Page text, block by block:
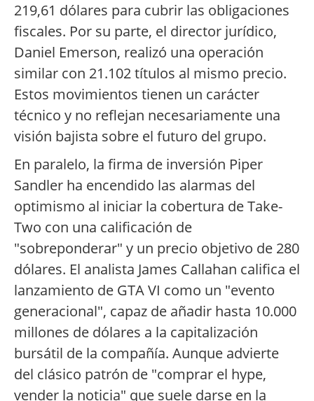
219,61 dólares para cubrir las obligaciones
fiscales. Por su parte, el director jurídico,
Daniel Emerson, realizó una operación
similar con 21.102 títulos al mismo precio.
Estos movimientos tienen un carácter
técnico y no reflejan necesariamente una
visión bajista sobre el futuro del grupo.
En paralelo, la firma de inversión Piper
Sandler ha encendido las alarmas del
optimismo al iniciar la cobertura de Take-
Two con una calificación de
"sobreponderar" y un precio objetivo de 280
dólares. El analista James Callahan califica el
lanzamiento de GTA VI como un "evento
generacional", capaz de añadir hasta 10.000
millones de dólares a la capitalización
bursátil de la compañía. Aunque advierte
del clásico patrón de "comprar el hype,
vender la noticia" que suele darse en la